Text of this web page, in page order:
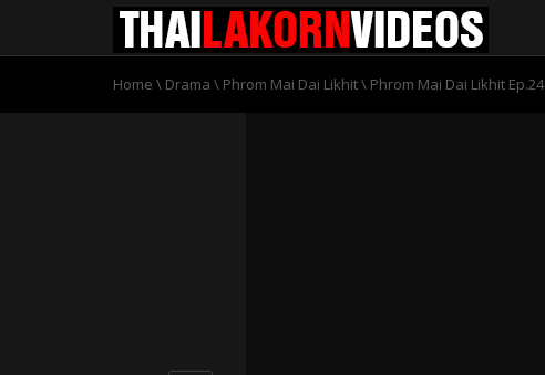
Home \ Drama \ Phrom Mai Dai Likhit\ Phrom Mai Dai Likhit Ep.24